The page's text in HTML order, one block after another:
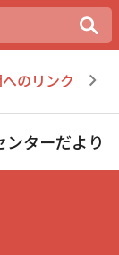
のリンク
ターだより